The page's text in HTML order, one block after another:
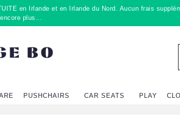
en Irlande et en Irlande du Nord. Aucun frais
plus...
PUSHCHAIRS CAR SEATS PLAY